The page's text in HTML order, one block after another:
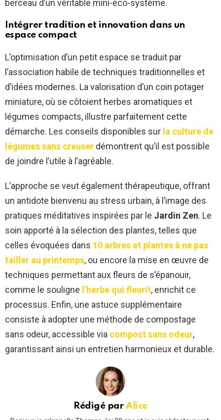
berceau d’un véritable mini-éco-système.
Intégrer tradition et innovation dans un
espace compact
L’optimisation d’un petit espace se traduit par
l’association habile de techniques traditionnelles et
d’idées modernes. La valorisation d’un coin potager
miniature, où se côtoient herbes aromatiques et
légumes compacts, illustre parfaitement cette
démarche. Les conseils disponibles sur la culture de
légumes sans creuser démontrent qu’il est possible
de joindre l’utile à l’agréable.
L’approche se veut également thérapeutique, offrant
un antidote bienvenu au stress urbain, à l’image des
pratiques méditatives inspirées par le Jardin Zen. Le
soin apporté à la sélection des plantes, telles que
celles évoquées dans 10 arbres et plantes à ne pas
tailler au printemps, ou encore la mise en œuvre de
techniques permettant aux fleurs de s’épanouir,
comme le souligne l’herbe qui fleurit, enrichit ce
processus. Enfin, une astuce supplémentaire
consiste à adopter une méthode de compostage
sans odeur, accessible via compost sans odeur,
garantissant ainsi un entretien harmonieux et durable.
Rédigé parAlice